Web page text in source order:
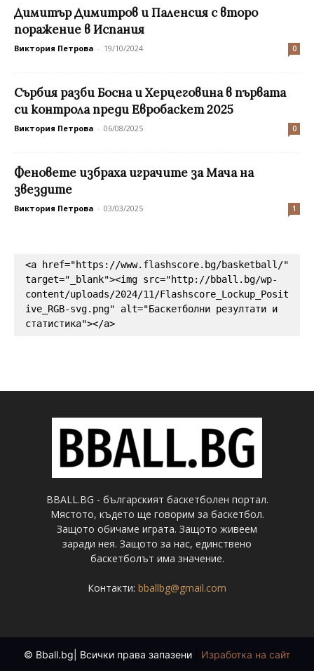
Димитър Димитров и Паленсия с второ
поражение в Испания
Виктория Петрова - 19/10/2024 0
Сърбия разби Босна и Херцеговина в първата
си контрола преди Евробаскет 2025
Виктория Петрова - 06/08/2025 0
Феновете избраха играчите за Мача на
звездите
Виктория Петрова - 03/03/2025 1
<a href="https://www.flashscore.bg/basketball/"
target="_blank"><img src="http://bball.bg/wp-
content/uploads/2024/11/Flashscore_Lockup_Posit
ive_RGB-svg.png" alt="Баскетболни резултати и
статистика"></a>
BBALL.BG - българският баскетболен портал.
Мястото, където ще говорим за баскетбол.
Защото обичаме играта. Защото живеем
заради нея. Защото за нас, единствено
баскетболът има значение.
Контакти: bballbg@gmail.com
© Bball.bg| Всички права запазени Изработка на сайт